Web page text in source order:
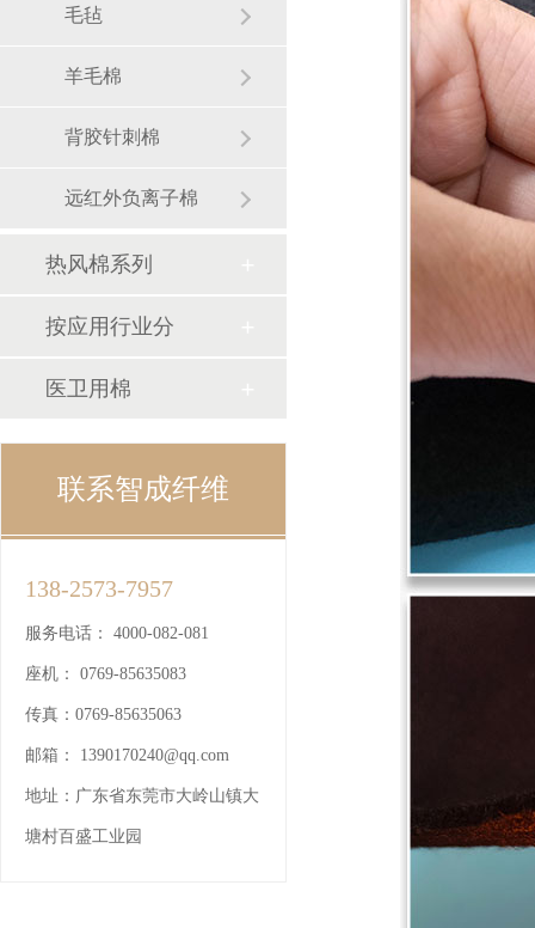
毛毡
羊毛棉
背胶针刺棉
远红外负离子棉
热风棉系列
按应用行业分
医卫用棉
联系智成纤维
138-2573-7957
服务电话： 4000-082-081
座机： 0769-85635083
传真： 0769-85635063
邮箱： 1390170240@qq.com
地址： 广东省东莞市大岭山镇大
塘村百盛工业园